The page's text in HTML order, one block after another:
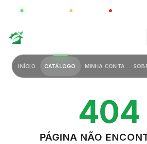
CHINA
INÍCIO CATÁLOGO MINHA CONTA
404
PÁGINA NÃO